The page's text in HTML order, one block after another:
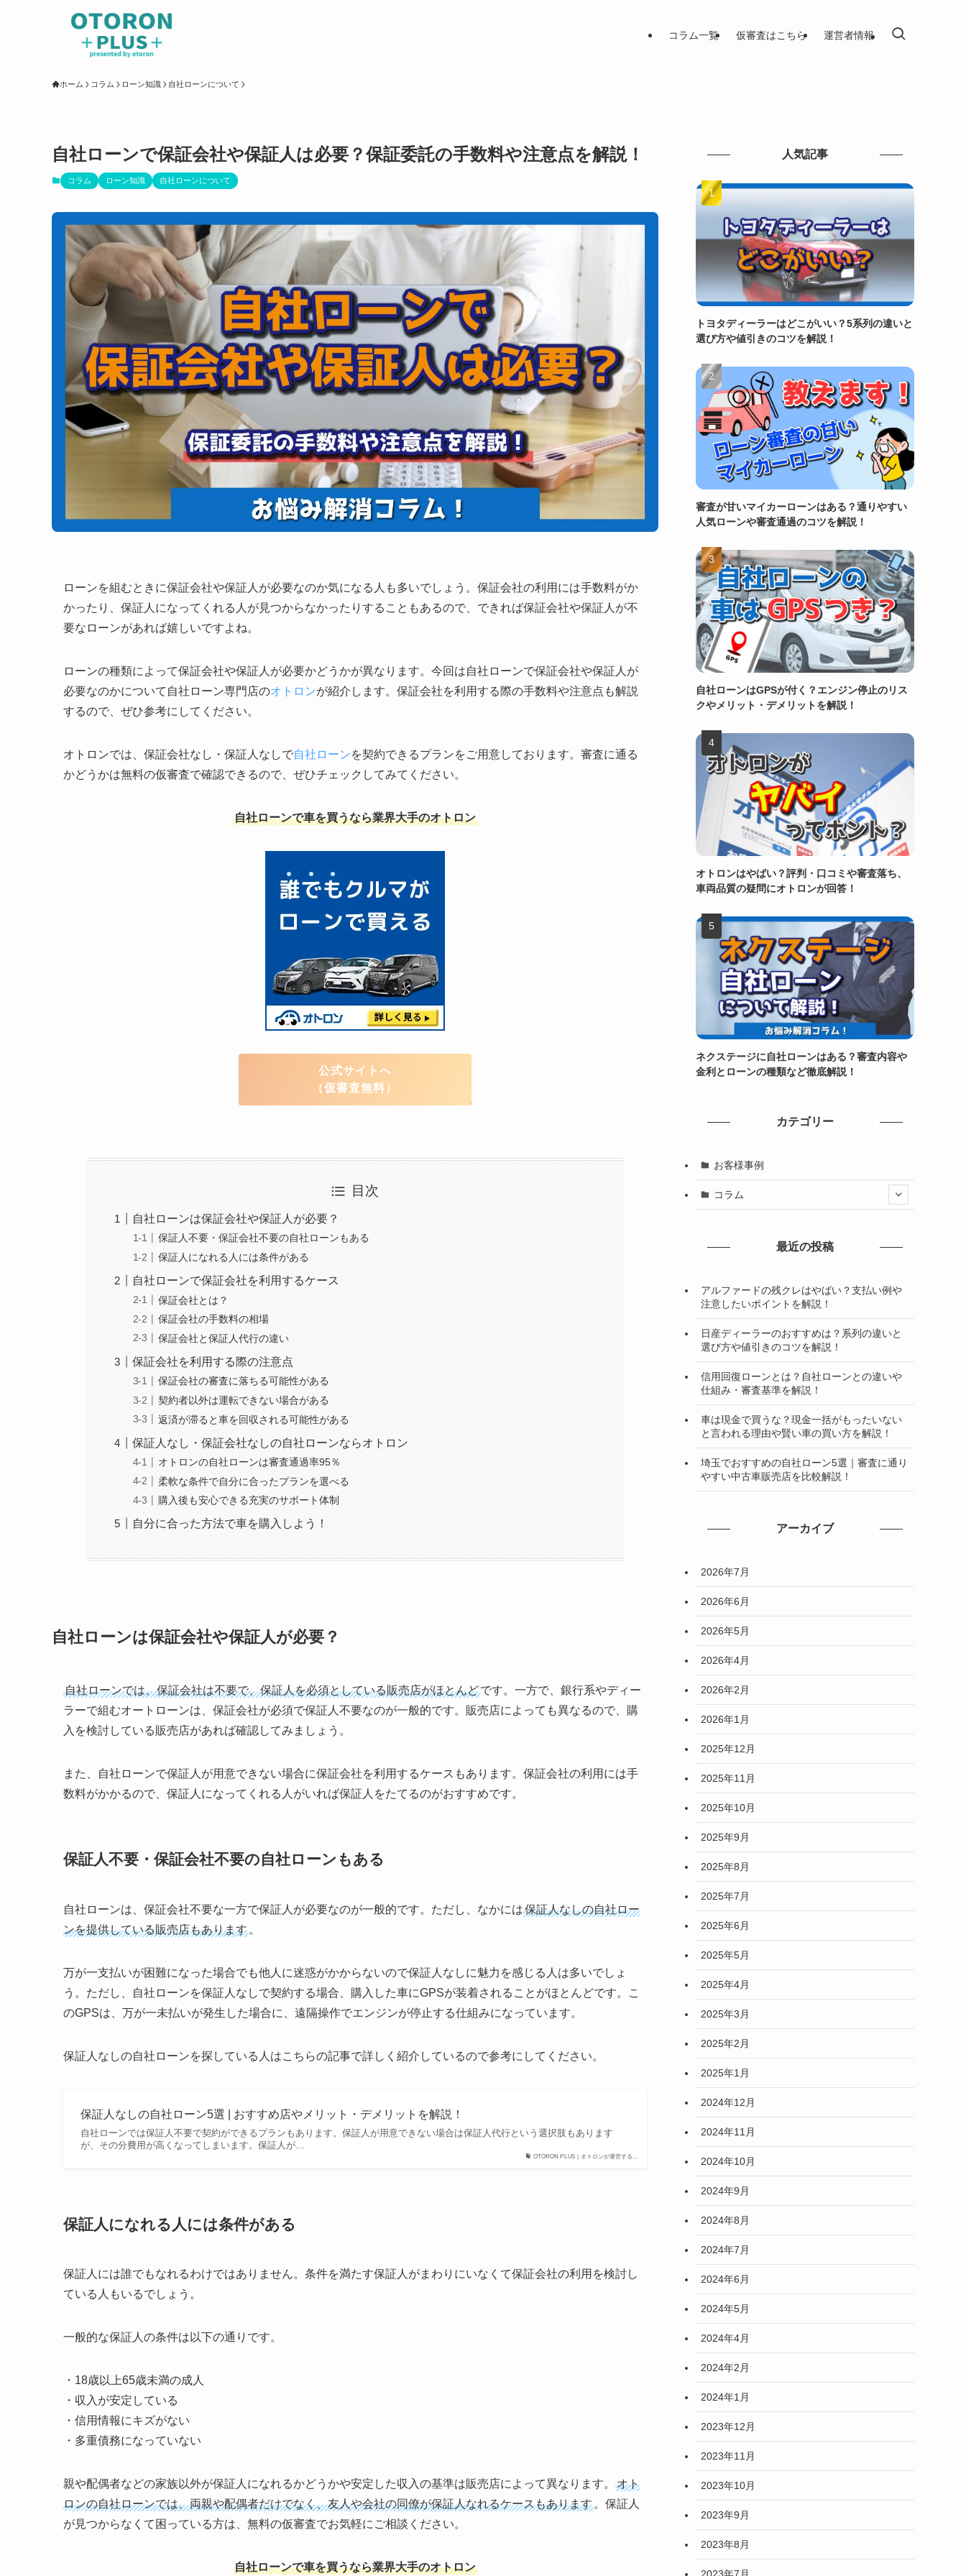
コラム一覧 仮審査はこちら 運営者情報
ホーム コラム ローン知識 自社ローンについて
自社ローンで保証会社や保証人は必要？保証委託の手数料や注意点を解説！
コラム ローン知識 自社ローンについて
ローンを組むときに保証会社や保証人が必要なのか気になる人も多いでしょう。保証会社の利用には手数料がか
かったり、保証人になってくれる人が見つからなかったりすることもあるので、できれば保証会社や保証人が不
要なローンがあれば嬉しいですよね。
ローンの種類によって保証会社や保証人が必要かどうかが異なります。今回は自社ローンで保証会社や保証人が
必要なのかについて自社ローン専門店のオトロンが紹介します。保証会社を利用する際の手数料や注意点も解説
するので、ぜひ参考にしてください。
オトロンでは、保証会社なし・保証人なしで自社ローンを契約できるプランをご用意しております。審査に通る
かどうかは無料の仮審査で確認できるので、ぜひチェックしてみてください。
自社ローンで車を買うなら業界大手のオトロン
公式サイトへ
（仮審査無料）
目次
自社ローンは保証会社や保証人が必要？
保証人不要・保証会社不要の自社ローンもある
保証人になれる人には条件がある
自社ローンで保証会社を利用するケース
保証会社とは？
保証会社の手数料の相場
保証会社と保証人代行の違い
保証会社を利用する際の注意点
保証会社の審査に落ちる可能性がある
契約者以外は運転できない場合がある
返済が滞ると車を回収される可能性がある
保証人なし・保証会社なしの自社ローンならオトロン
オトロンの自社ローンは審査通過率95％
柔軟な条件で自分に合ったプランを選べる
購入後も安心できる充実のサポート体制
自分に合った方法で車を購入しよう！
自社ローンは保証会社や保証人が必要？
自社ローンでは、保証会社は不要で、保証人を必須としている販売店がほとんどです。一方で、銀行系やディー
ラーで組むオートローンは、保証会社が必須で保証人不要なのが一般的です。販売店によっても異なるので、購
入を検討している販売店があれば確認してみましょう。
また、自社ローンで保証人が用意できない場合に保証会社を利用するケースもあります。保証会社の利用には手
数料がかかるので、保証人になってくれる人がいれば保証人をたてるのがおすすめです。
保証人不要・保証会社不要の自社ローンもある
自社ローンは、保証会社不要な一方で保証人が必要なのが一般的です。ただし、なかには保証人なしの自社ロー
ンを提供している販売店もあります 。
万が一支払いが困難になった場合でも他人に迷惑がかからないので保証人なしに魅力を感じる人は多いでしょ
う。ただし、自社ローンを保証人なしで契約する場合、購入した車にGPSが装着されることがほとんどです。こ
のGPSは、万が一未払いが発生した場合に、遠隔操作でエンジンが停止する仕組みになっています。
保証人なしの自社ローンを探している人はこちらの記事で詳しく紹介しているので参考にしてください。
OTORON PLUS | オトロンが運営する…
保証人なしの自社ローン5選 | おすすめ店やメリット・デメリットを解説！
自社ローンでは保証人不要で契約ができるプランもあります。保証人が用意できない場合は保証人代行という選択肢もあります
が、その分費用が高くなってしまいます。保証人が…
保証人になれる人には条件がある
保証人には誰でもなれるわけではありません。条件を満たす保証人がまわりにいなくて保証会社の利用を検討し
ている人もいるでしょう。
一般的な保証人の条件は以下の通りです。
・18歳以上65歳未満の成人
・収入が安定している
・信用情報にキズがない
・多重債務になっていない
親や配偶者などの家族以外が保証人になれるかどうかや安定した収入の基準は販売店によって異なります。
オト
ロンの自社ローンでは、両親や配偶者だけでなく、友人や会社の同僚が保証人なれるケースもあります 。保証人
が見つからなくて困っている方は、無料の仮審査でお気軽にご相談ください。
自社ローンで車を買うなら業界大手のオトロン
人気記事
トヨタディーラーはどこがいい？5系列の違いと
選び方や値引きのコツを解説！
審査が甘いマイカーローンはある？通りやすい
人気ローンや審査通過のコツを解説！
自社ローンはGPSが付く？エンジン停止のリス
クやメリット・デメリットを解説！
オトロンはやばい？評判・口コミや審査落ち、
車両品質の疑問にオトロンが回答！
ネクステージに自社ローンはある？審査内容や
金利とローンの種類など徹底解説！
カテゴリー
お客様事例
コラム
最近の投稿
アルファードの残クレはやばい？支払い例や
注意したいポイントを解説！
日産ディーラーのおすすめは？系列の違いと
選び方や値引きのコツを解説！
信用回復ローンとは？自社ローンとの違いや
仕組み・審査基準を解説！
車は現金で買うな？現金一括がもったいない
と言われる理由や賢い車の買い方を解説！
埼玉でおすすめの自社ローン5選｜審査に通り
やすい中古車販売店を比較解説！
アーカイブ
2026年7月
2026年6月
2026年5月
2026年4月
2026年2月
2026年1月
2025年12月
2025年11月
2025年10月
2025年9月
2025年8月
2025年7月
2025年6月
2025年5月
2025年4月
2025年3月
2025年2月
2025年1月
2024年12月
2024年11月
2024年10月
2024年9月
2024年8月
2024年7月
2024年6月
2024年5月
2024年4月
2024年2月
2024年1月
2023年12月
2023年11月
2023年10月
2023年9月
2023年8月
2023年7月